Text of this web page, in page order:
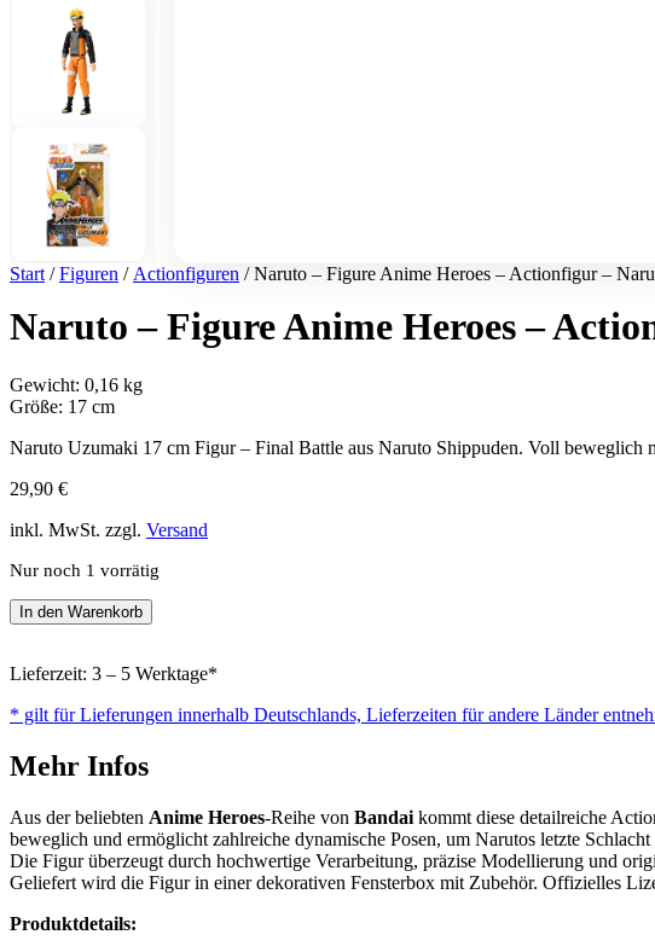
Start /Figuren / Actionfiguren / Naruto – Figure Anime Heroes – Actionfigur –
Naruto – Figure Anime Heroes –
Gewicht: 0,16 kg
Größe: 17 cm
Naruto Uzumaki 17 cm Figur – Final Battle aus Naruto Shippuden. Voll beweglich
29,90 €
inkl. MwSt. zzgl. Versand
Nur noch 1 vorrätig
Naruto
-
Anime
-
-
Naruto
Battle)
-
17
cm
Menge
In den Warenkorb
Lieferzeit: 3 – 5 Werktage*
* gilt für Lieferungen innerhalb Deutschlands, Lieferzeiten für andere Länder
Mehr Infos
Aus der beliebten Anime Heroes-Reihe von Bandai kommt diese detailreiche
beweglich und ermöglicht zahlreiche dynamische Posen, um Narutos letzte Schlacht
Die Figur überzeugt durch hochwertige Verarbeitung, präzise Modellierung und
Geliefert wird die Figur in einer dekorativen Fensterbox mit Zubehör. Offizielles
Produktdetails: